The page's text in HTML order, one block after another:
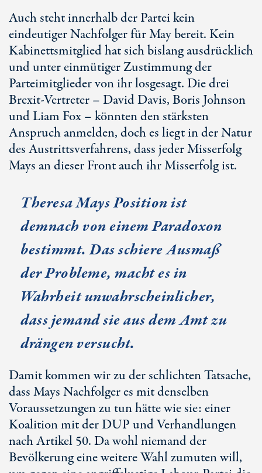
Auch steht innerhalb der Partei kein
eindeutiger Nachfolger für May bereit. Kein
Kabinettsmitglied hat sich bislang ausdrücklich
und unter einmütiger Zustimmung der
Parteimitglieder von ihr losgesagt. Die drei
Brexit-Vertreter – David Davis, Boris Johnson
und Liam Fox – könnten den stärksten
Anspruch anmelden, doch es liegt in der Natur
des Austrittsverfahrens, dass jeder Misserfolg
Mays an dieser Front auch ihr Misserfolg ist.
Theresa Mays Position ist
demnach von einem Paradoxon
bestimmt. Das schiere Ausmaß
der Probleme, macht es in
Wahrheit unwahrscheinlicher,
dass jemand sie aus dem Amt zu
drängen versucht.
Damit kommen wir zu der schlichten Tatsache,
dass Mays Nachfolger es mit denselben
Voraussetzungen zu tun hätte wie sie: einer
Koalition mit der DUP und Verhandlungen
nach Artikel 50. Da wohl niemand der
Bevölkerung eine weitere Wahl zumuten will,